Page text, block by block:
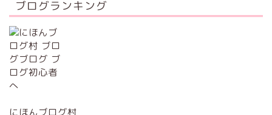
ブログランキング